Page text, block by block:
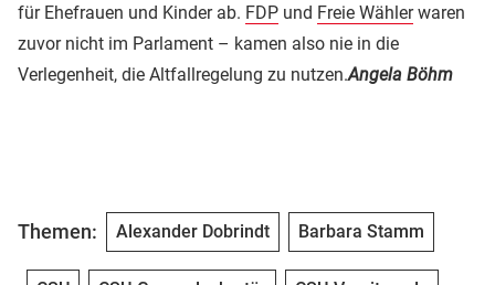
für Ehefrauen und Kinder ab. FDP und Freie Wählerwaren
zuvor nicht im Parlament – kamen also nie in die
Verlegenheit, die Altfallregelung zu nutzen.Angela Böhm
Themen: Alexander Dobrindt Barbara Stamm